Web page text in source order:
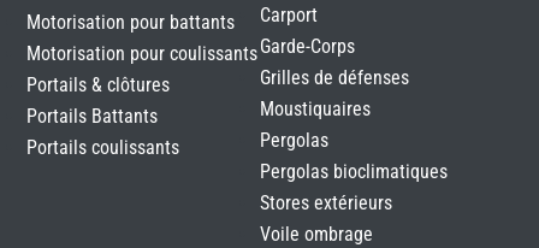
Motorisation pour battants
Motorisation pour coulissants
Portails & clôtures
Portails Battants
Portails coulissants
Carport
Garde-Corps
Grilles de défenses
Moustiquaires
Pergolas
Pergolas bioclimatiques
Stores extérieurs
Voile ombrage